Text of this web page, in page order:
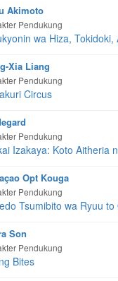
Akimoto
Pendukung
wa Hiza, Tokidoki,
Xia Liang
Pendukung
Circus
Pendukung
Izakaya: Koto Aitheria
Opt Kouga
Pendukung
Tsumibito wa Ryuu to
Son
Pendukung
Bites